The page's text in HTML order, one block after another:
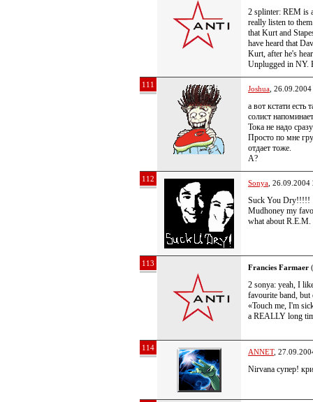
2 splinter: REM is
really listen to
that Kurt and
have heard that
Kurt, after he's
Unplugged in NY.
111 Joshua ,
а вот кстати
солист
Тока не надо
Просто по мне
отдает тоже.
А?
112 Sonya ,
Suck You Dry!!!!!
Mudhoney my
what about R.E.M.
113 Francies Farmaer
2 sonya: yeah, I
favourite band,
«Touch me, I'm
a REALLY long
114 ANNET,
Nirvana супер!